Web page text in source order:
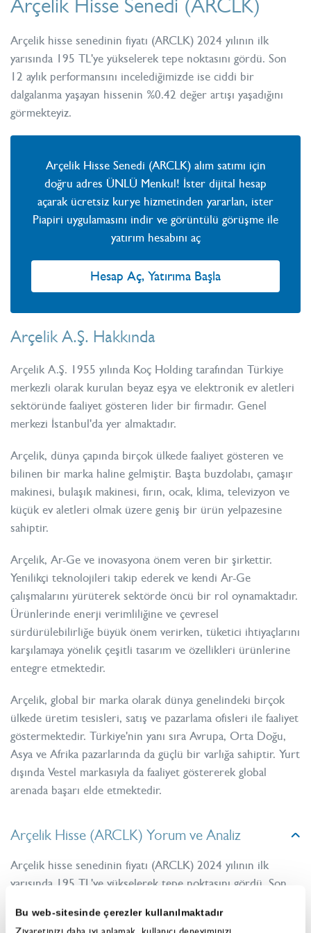
Bu web-sitesinde çerezler kullanılmaktadır
Arçelik Hisse Senedi (ARCLK)
Arçelik hisse senedinin fiyatı (ARCLK) 2024 yılının ilk
yarısında 195 TL'ye yükselerek tepe noktasını gördü. Son
12 aylık performansını incelediğimizde ise ciddi bir
dalgalanma yaşayan hissenin %0.42 değer artışı yaşadığını
görmekteyiz.
Arçelik Hisse Senedi (ARCLK) alım satımı için
doğru adres ÜNLÜ Menkul! İster dijital hesap
açarak ücretsiz kurye hizmetinden yararlan, ister
Piapiri uygulamasını indir ve görüntülü görüşme ile
yatırım hesabını aç
Hesap Aç, Yatırıma Başla
Arçelik A.Ş. Hakkında
Arçelik A.Ş. 1955 yılında Koç Holding tarafından Türkiye
merkezli olarak kurulan beyaz eşya ve elektronik ev aletleri
sektöründe faaliyet gösteren lider bir firmadır. Genel
merkezi İstanbul'da yer almaktadır.
Arçelik, dünya çapında birçok ülkede faaliyet gösteren ve
bilinen bir marka haline gelmiştir. Başta buzdolabı, çamaşır
makinesi, bulaşık makinesi, fırın, ocak, klima, televizyon ve
küçük ev aletleri olmak üzere geniş bir ürün yelpazesine
sahiptir.
Arçelik, Ar-Ge ve inovasyona önem veren bir şirkettir.
Yenilikçi teknolojileri takip ederek ve kendi Ar-Ge
çalışmalarını yürüterek sektörde öncü bir rol oynamaktadır.
Ürünlerinde enerji verimliliğine ve çevresel
sürdürülebilirliğe büyük önem verirken, tüketici ihtiyaçlarını
karşılamaya yönelik çeşitli tasarım ve özellikleri ürünlerine
entegre etmektedir.
Arçelik, global bir marka olarak dünya genelindeki birçok
ülkede üretim tesisleri, satış ve pazarlama ofisleri ile faaliyet
göstermektedir. Türkiye'nin yanı sıra Avrupa, Orta Doğu,
Asya ve Afrika pazarlarında da güçlü bir varlığa sahiptir. Yurt
dışında Vestel markasıyla da faaliyet göstererek global
arenada başarı elde etmektedir.
Arçelik Hisse (ARCLK) Yorum ve Analiz
Arçelik hisse senedinin fiyatı (ARCLK) 2024 yılının ilk
yarısında 195 TL'ye yükselerek tepe noktasını gördü. Son
dalgalanma yaşayan hissenin %0.42 değer artışı yaşadığını